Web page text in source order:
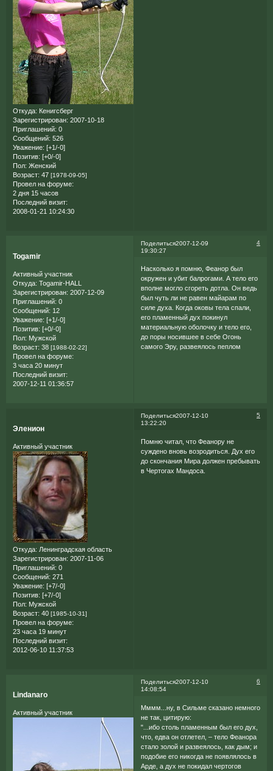
Откуда: Кенигсберг
Зарегистрирован: 2007-10-18
Приглашений: 0
Сообщений: 526
Уважение: [+1/-0]
Позитив: [+0/-0]
Пол: Женский
Возраст: 47 [1978-09-05]
Провел на форуме:
2 дня 15 часов
Последний визит:
2008-01-21 10:24:30
Поделиться 4
2007-12-09
19:30:27
Togamir
Активный участник
Откуда: Togamir-HALL
Зарегистрирован: 2007-12-09
Приглашений: 0
Сообщений: 12
Уважение: [+1/-0]
Позитив: [+0/-0]
Пол: Мужской
Возраст: 38 [1988-02-22]
Провел на форуме:
3 часа 20 минут
Последний визит:
2007-12-11 01:36:57
Насколько я помню, Феанор был
окружен и убит балрогами. А тело его
вполне могло сгореть дотла. Он ведь
был чуть ли не равен майарам по
силе духа. Когда оковы тела спали,
его пламенный дух покинул
материальную оболочку и тело его,
до поры носившее в себе Огонь
самого Эру, развеялось пеплом
Поделиться 5
2007-12-10
13:22:20
Эленион
Активный участник
Откуда: Ленинградская область
Зарегистрирован: 2007-11-06
Приглашений: 0
Сообщений: 271
Уважение: [+7/-0]
Позитив: [+7/-0]
Пол: Мужской
Возраст: 40 [1985-10-31]
Провел на форуме:
23 часа 19 минут
Последний визит:
2012-06-10 11:37:53
Помню читал, что Феанору не
суждено вновь возродиться. Дух его
до скончания Мира должен пребывать
в Чертогах Мандоса.
Поделиться 6
2007-12-10
14:08:54
Lindanaro
Активный участник
Мммм...ну, в Сильме сказано немного
не так, цитирую:
"...ибо столь пламенным был его дух,
что, едва он отлетел, – тело Феанора
стало золой и развеялось, как дым; и
подобие его никогда не появлялось в
Арде, а дух не покидал чертогов